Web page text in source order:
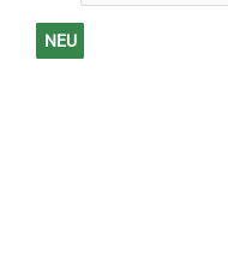
NEU
Soft
Jogging
NEU
NEU
NEU
NEU
NEU
NEU
NEU
NEU
NEU
NEU
NEU